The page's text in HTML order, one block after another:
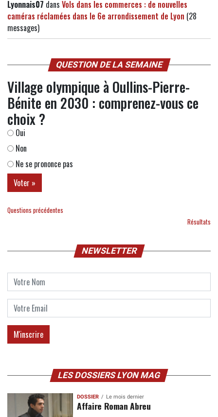
Lyonnais07 dans Vols dans les commerces : de nouvelles
caméras réclamées dans le 6e arrondissement de Lyon (28
messages)
QUESTION DE LA SEMAINE
Village olympique à Oullins-Pierre-
Bénite en 2030 : comprenez-vous ce
choix ?
Oui
Non
Ne se prononce pas
Questions précédentes
Résultats
NEWSLETTER
LES DOSSIERS LYON MAG
DOSSIER Le mois dernier
Affaire Roman Abreu